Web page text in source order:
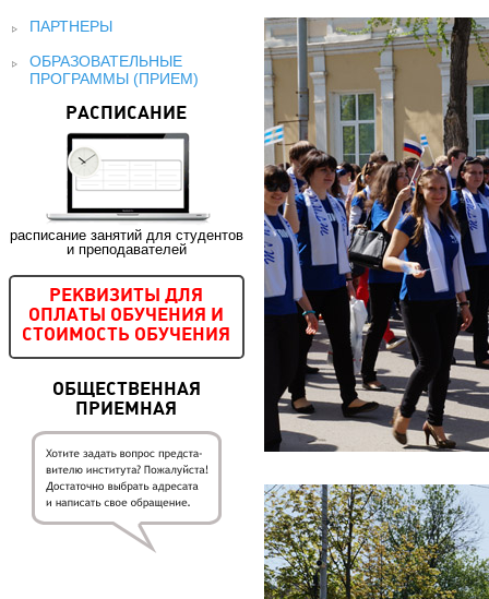
ПАРТНЕРЫ
ОБРАЗОВАТЕЛЬНЫЕ
ПРОГРАММЫ (ПРИЕМ)
РАСПИСАНИЕ
расписание занятий для студентов
и преподавателей
РЕКВИЗИТЫ ДЛЯ
ОПЛАТЫ ОБУЧЕНИЯ И
СТОИМОСТЬ ОБУЧЕНИЯ
ОБЩЕСТВЕННАЯ
ПРИЕМНАЯ